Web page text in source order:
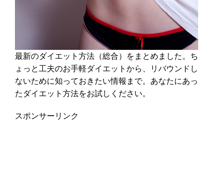
最新のダイエット方法（総合）をまとめました。ち
ょっと工夫のお手軽ダイエットから、リバウンドし
ないために知っておきたい情報まで。あなたにあっ
たダイエット方法をお試しください。
スポンサーリンク